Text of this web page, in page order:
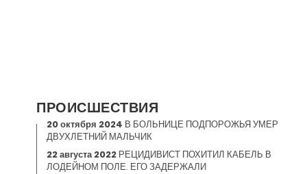
ПРОИСШЕСТВИЯ
20 октября 2024 В БОЛЬНИЦЕ ПОДПОРОЖЬЯ УМЕР
ДВУХЛЕТНИЙ МАЛЬЧИК
22 августа 2022 РЕЦИДИВИСТ ПОХИТИЛ КАБЕЛЬ В
ЛОДЕЙНОМ ПОЛЕ. ЕГО ЗАДЕРЖАЛИ